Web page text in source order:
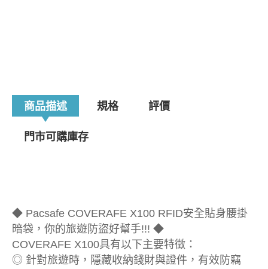
商品描述 規格 評價
門市可購庫存
◆ Pacsafe COVERAFE X100 RFID安全貼身腰掛
暗袋，你的旅遊防盜好幫手!!! ◆
COVERAFE X100具有以下主要特徵：
◎ 針對旅遊時，隱藏收納錢財與證件，有效防竊